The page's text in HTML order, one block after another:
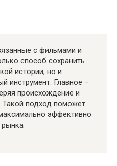
с фильмами и
способ сохранить
истории, но и
инструмент. Главное –
происхождение и
Такой подход поможет
эффективно